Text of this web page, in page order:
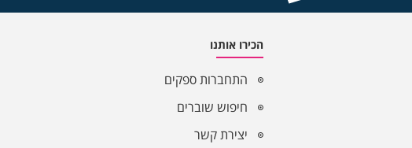
הכירו אותנו
התחברות ספקים
חיפוש שוברים
יצירת קשר